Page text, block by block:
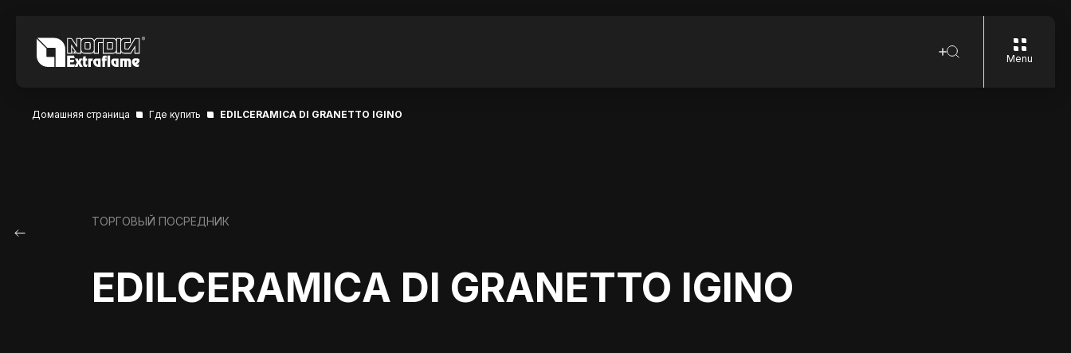
Menu
Домашняя страница Где купить EDILCERAMICA DI GRANETTO IGINO
ТОРГОВЫЙ ПОСРЕДНИК
EDILCERAMICA DI GRANETTO IGINO